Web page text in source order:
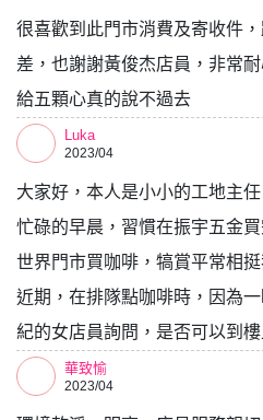
很喜歡到此門市消費及寄收件
差，也謝謝黃俊杰店員，非常
給五顆心真的說不過去
Luka
2023/04
大家好，本人是小小的工地主任
忙碌的早晨，習慣在振宇五金
世界門市買咖啡，犒賞平常相挺
近期，在排隊點咖啡時，因為
紀的女店員詢問，是否可以到
華致愉
2023/04